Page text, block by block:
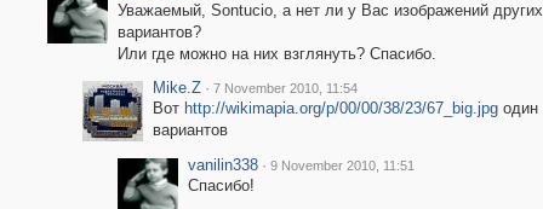
Уважаемый, Sontucio, а нет ли у Вас изображений других
вариантов?
Или где можно на них взглянуть? Спасибо.
Mike.Z · 7 November 2010, 11:54
Вот http://wikimapia.org/p/00/00/38/23/67_big.jpgодин
вариантов
vanilin338 · 9 November 2010, 11:51
Спасибо!